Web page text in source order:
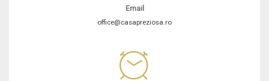
Email
office@casapreziosa.ro